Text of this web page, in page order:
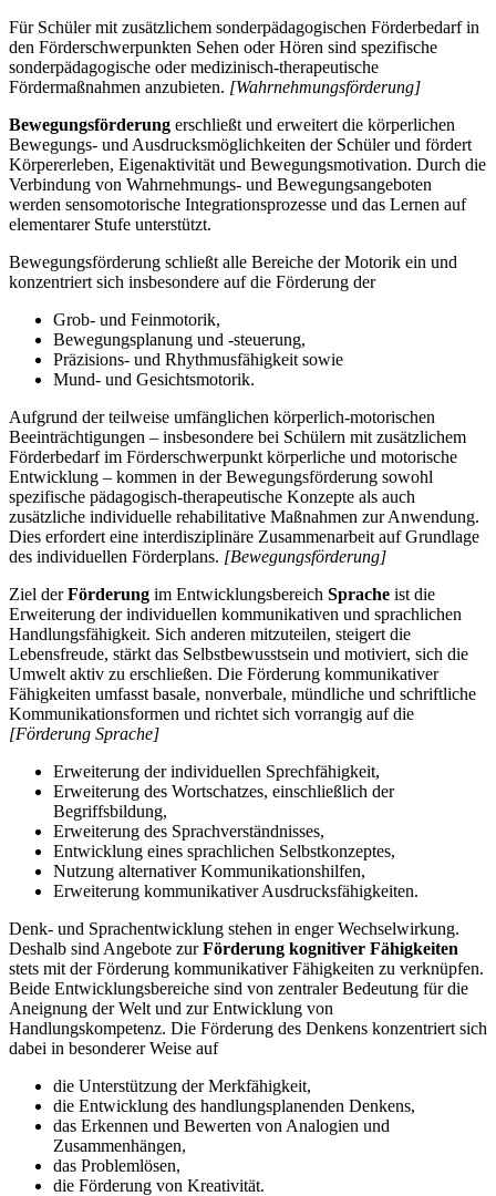
Für Schüler mit zusätzlichem sonderpädagogischen Förderbedarf in
den Förderschwerpunkten Sehen oder Hören sind spezifische
sonderpädagogische oder medizinisch-therapeutische
Fördermaßnahmen anzubieten. [Wahrnehmungsförderung]
Bewegungsförderung erschließt und erweitert die körperlichen
Bewegungs- und Ausdrucksmöglichkeiten der Schüler und fördert
Körpererleben, Eigenaktivität und Bewegungsmotivation. Durch die
Verbindung von Wahrnehmungs- und Bewegungsangeboten
werden sensomotorische Integrationsprozesse und das Lernen auf
elementarer Stufe unterstützt.
Bewegungsförderung schließt alle Bereiche der Motorik ein und
konzentriert sich insbesondere auf die Förderung der
Grob- und Feinmotorik,
Bewegungsplanung und -steuerung,
Präzisions- und Rhythmusfähigkeit sowie
Mund- und Gesichtsmotorik.
Aufgrund der teilweise umfänglichen körperlich-motorischen
Beeinträchtigungen – insbesondere bei Schülern mit zusätzlichem
Förderbedarf im Förderschwerpunkt körperliche und motorische
Entwicklung – kommen in der Bewegungsförderung sowohl
spezifische pädagogisch-therapeutische Konzepte als auch
zusätzliche individuelle rehabilitative Maßnahmen zur Anwendung.
Dies erfordert eine interdisziplinäre Zusammenarbeit auf Grundlage
des individuellen Förderplans. [Bewegungsförderung]
Ziel derFörderung im Entwicklungsbereich Sprache ist die
Erweiterung der individuellen kommunikativen und sprachlichen
Handlungsfähigkeit. Sich anderen mitzuteilen, steigert die
Lebensfreude, stärkt das Selbstbewusstsein und motiviert, sich die
Umwelt aktiv zu erschließen. Die Förderung kommunikativer
Fähigkeiten umfasst basale, nonverbale, mündliche und schriftliche
Kommunikationsformen und richtet sich vorrangig auf die
[Förderung Sprache]
Erweiterung der individuellen Sprechfähigkeit,
Erweiterung des Wortschatzes, einschließlich der
Begriffsbildung,
Erweiterung des Sprachverständnisses,
Entwicklung eines sprachlichen Selbstkonzeptes,
Nutzung alternativer Kommunikationshilfen,
Erweiterung kommunikativer Ausdrucksfähigkeiten.
Denk- und Sprachentwicklung stehen in enger Wechselwirkung.
Deshalb sind Angebote zurFörderung kognitiver Fähigkeiten
stets mit der Förderung kommunikativer Fähigkeiten zu verknüpfen.
Beide Entwicklungsbereiche sind von zentraler Bedeutung für die
Aneignung der Welt und zur Entwicklung von
Handlungskompetenz. Die Förderung des Denkens konzentriert sich
dabei in besonderer Weise auf
die Unterstützung der Merkfähigkeit,
die Entwicklung des handlungsplanenden Denkens,
das Erkennen und Bewerten von Analogien und
Zusammenhängen,
das Problemlösen,
die Förderung von Kreativität.